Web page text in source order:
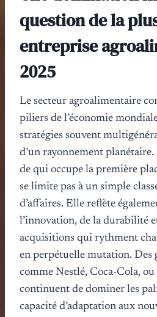
question de la
entreprise
2025
Le secteur agroalimentaire
piliers de l’économie
stratégies souvent
d’un rayonnement
de qui occupe la première
se limite pas à un simple
d’affaires. Elle reflète
l’innovation, de la durabilité
acquisitions qui rythment
en perpétuelle mutation. Des
comme Nestlé, Coca-Cola, ou
continuent de dominer les
capacité d’adaptation aux